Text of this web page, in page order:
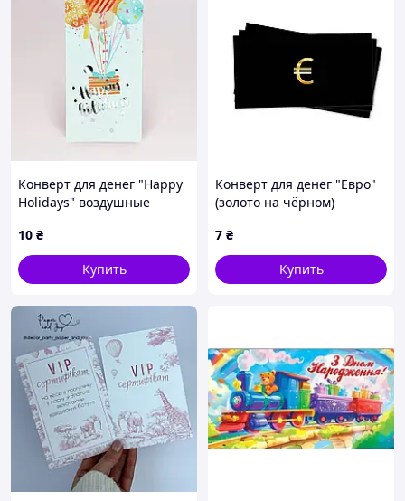
Конверт для денег "Happy
Holidays" воздушные
10 ₴
Купить
Конверт для денег "Евро"
(золото на чёрном)
7 ₴
Купить